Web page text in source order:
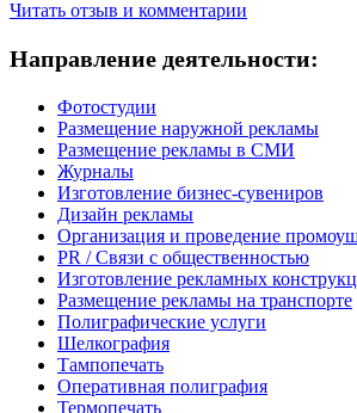
Читать отзыв и комментарии
Направление деятельности:
Фотостудии
Размещение наружной рекламы
Размещение рекламы в СМИ
Журналы
Изготовление бизнес-сувениров
Дизайн рекламы
Организация и проведение
PR / Связи с общественностью
Изготовление рекламных
Размещение рекламы на транспорте
Полиграфические услуги
Шелкография
Тампопечать
Оперативная полиграфия
Термопечать